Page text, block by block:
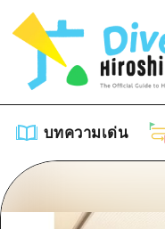
บทความเด่น